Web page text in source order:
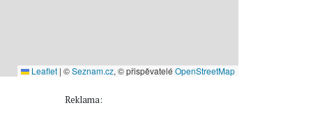
Leaflet | ©Seznam.cz, © přispěvatelé OpenStreetMap
Reklama: